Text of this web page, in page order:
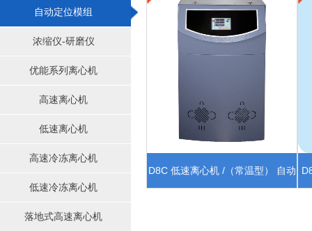
自动定位模组
浓缩仪-研磨仪
优能系列离心机
高速离心机
低速离心机
高速冷冻离心机
低速冷冻离心机
落地式高速离心机
D8C 低速离心机 /（常温型） 自动